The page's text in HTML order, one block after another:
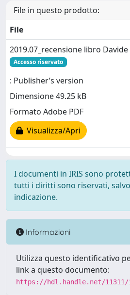
File in questo prodotto:
File
2019.07_recensione libro
Accesso riservato
: Publisher’s version
Dimensione 49.25 kB
Formato Adobe PDF
Visualizza/Apri
I documenti in IRIS sono
tutti i diritti sono riservati,
indicazione.
Informazioni
Utilizza questo identificativo
link a questo documento:
https://hdl.handle.net/11311/